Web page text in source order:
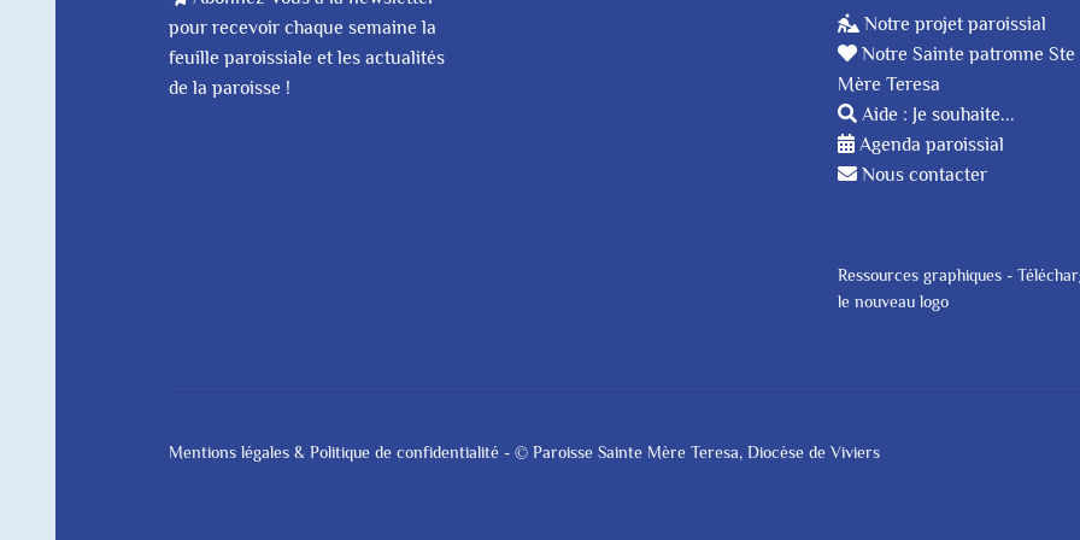
pour recevoir chaque semaine la
feuille paroissiale et les actualités
de la paroisse !
Notre projet paroissial
Notre Sainte patronne Ste
Mère Teresa
Aide : Je souhaite...
Agenda paroissial
Nous contacter
Ressources graphiques -
le nouveau logo
Mentions légales & Politique de confidentialité - © Paroisse Sainte Mère Teresa, Diocèse de Viviers